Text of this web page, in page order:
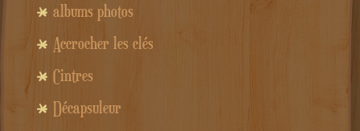
albums photos
Accrocher les clés
Cintres
Décapsuleur